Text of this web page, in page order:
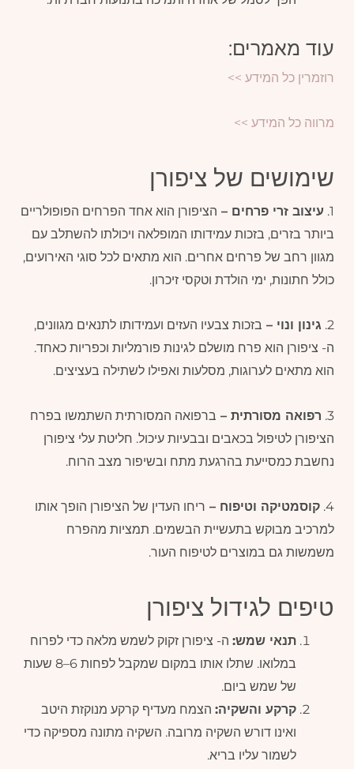
עוד מאמרים:
רוזמרין כל המידע >>
מרווה כל המידע >>
שימושים של ציפורן
1. עיצוב זרי פרחים – הציפורן הוא אחד הפרחים הפופולריים
ביותר בזרים, בזכות עמידותו המופלאה ויכולתו להשתלב עם
מגוון רחב של פרחים אחרים. הוא מתאים לכל סוגי האירועים,
כולל חתונות, ימי הולדת וטקסי זיכרון.
2. גינון ונוי – בזכות צבעיו העזים ועמידותו לתנאים מגוונים,
ה- ציפורן הוא פרח מושלם לגינות פורמליות וכפריות כאחד.
הוא מתאים לערוגות, מסלעות ואפילו לשתילה בעציצים.
3. רפואה מסורתית – ברפואה המסורתית השתמשו בפרח
הציפורן לטיפול בכאבים ובבעיות עיכול. חליטת עלי ציפורן
נחשבת כמסייעת בהרגעת מתח ובשיפור מצב הרוח.
4. קוסמטיקה וטיפוח – ריחו העדין של הציפורן הופך אותו
למרכיב מבוקש בתעשיית הבשמים. תמציות מהפרח
משמשות גם במוצרים לטיפוח העור.
טיפים לגידול ציפורן
תנאי שמש: ה- ציפורן זקוק לשמש מלאה כדי לפרוח
במלואו. שתלו אותו במקום שמקבל לפחות 6–8 שעות
של שמש ביום.
קרקע והשקיה: הצמח מעדיף קרקע מנוקזת היטב
ואינו דורש השקיה מרובה. השקיה מתונה מספיקה כדי
לשמור עליו בריא.